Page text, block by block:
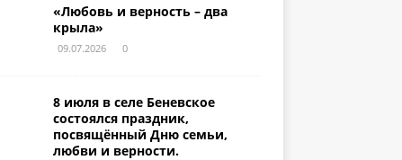
«Любовь и верность – два
крыла»
09.07.2026 0
8 июля в селе Беневское
состоялся праздник,
посвящённый Дню семьи,
любви и верности.